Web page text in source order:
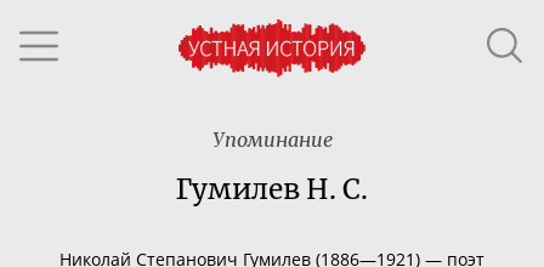
Упоминание
Гумилев Н. С.
Николай Степанович Гумилев (1886—1921) — поэт